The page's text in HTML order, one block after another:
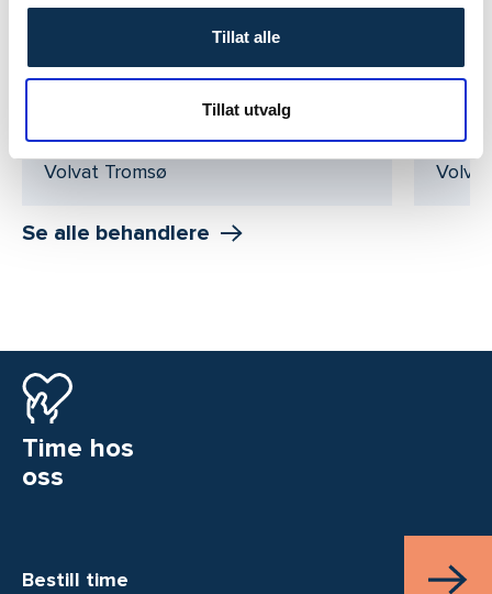
Tillat alle
Tillat utvalg
Maren Aase
Volvat Tromsø
Elin
Se alle behandlere
Time hos
oss
Bestill time